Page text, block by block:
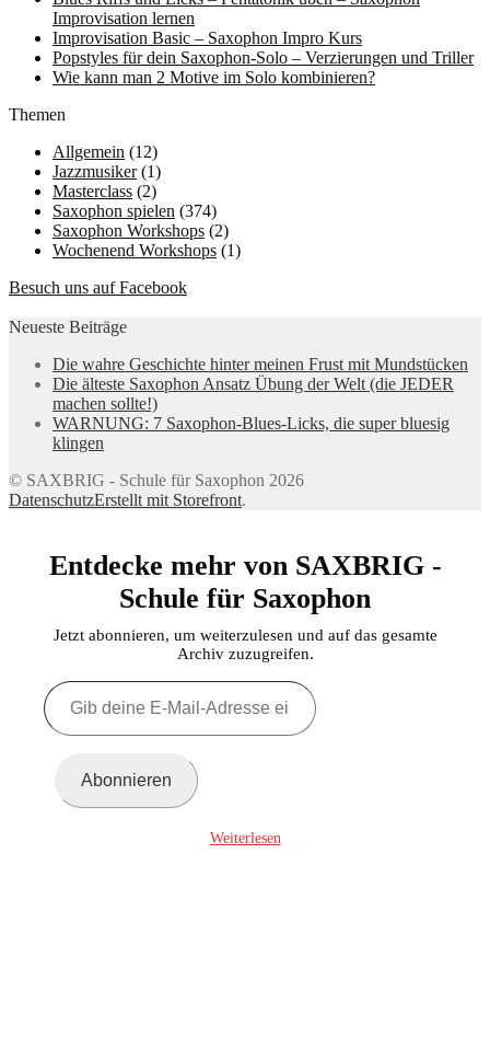
Improvisation lernen
Improvisation Basic – Saxophon Impro Kurs
Popstyles für dein Saxophon-Solo – Verzierungen und Triller
Wie kann man 2 Motive im Solo kombinieren?
Themen
Allgemein (12)
Jazzmusiker(1)
Masterclass (2)
Saxophon spielen (374)
Saxophon Workshops (2)
Wochenend Workshops (1)
Besuch uns auf Facebook
Neueste Beiträge
Die wahre Geschichte hinter meinen Frust mit Mundstücken
Die älteste Saxophon Ansatz Übung der Welt (die JEDER
machen sollte!)
WARNUNG: 7 Saxophon-Blues-Licks, die super bluesig
klingen
© SAXBRIG - Schule für Saxophon 2026
DatenschutzErstellt mit Storefront.
Entdecke mehr von SAXBRIG -
Schule für Saxophon
Jetzt abonnieren, um weiterzulesen und auf das gesamte
Archiv zuzugreifen.
Gib
deine
E-
Abonnieren
Weiterlesen